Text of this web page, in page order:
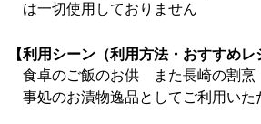
は一切使用しておりません
【利用シーン（利用方法・おすすめレ
食卓のご飯のお供 また長崎の割
事処のお漬物逸品としてご利用いた